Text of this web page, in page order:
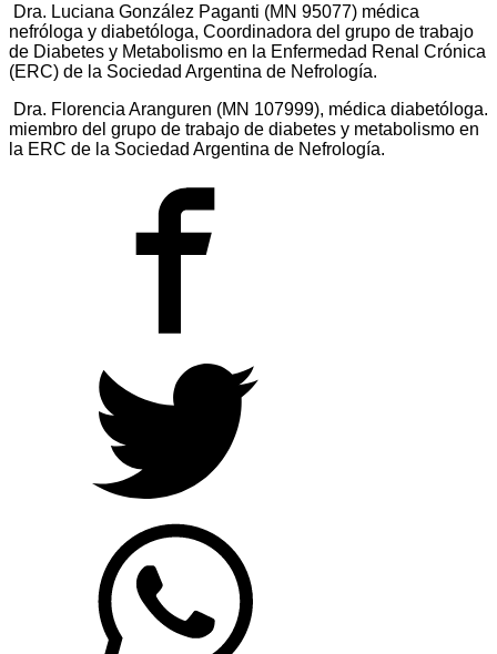
Dra. Luciana González Paganti (MN 95077) médica
nefróloga y diabetóloga, Coordinadora del grupo de trabajo
de Diabetes y Metabolismo en la Enfermedad Renal Crónica
(ERC) de la Sociedad Argentina de Nefrología.
Dra. Florencia Aranguren (MN 107999), médica diabetóloga.
miembro del grupo de trabajo de diabetes y metabolismo en
la ERC de la Sociedad Argentina de Nefrología.